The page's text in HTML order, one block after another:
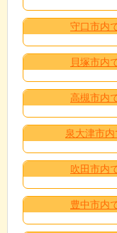
守口市内
貝塚市内
高槻市内
泉大津市
吹田市内
豊中市内